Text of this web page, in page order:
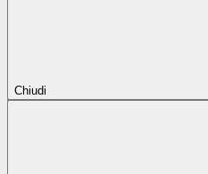
Chiudi